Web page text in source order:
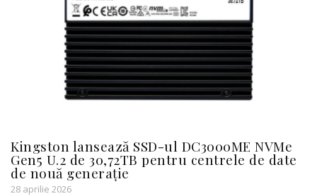
Kingston lansează SSD-ul DC3000ME NVMe
Gen5 U.2 de 30,72TB pentru centrele de date
de nouă generație
28 aprilie 2026